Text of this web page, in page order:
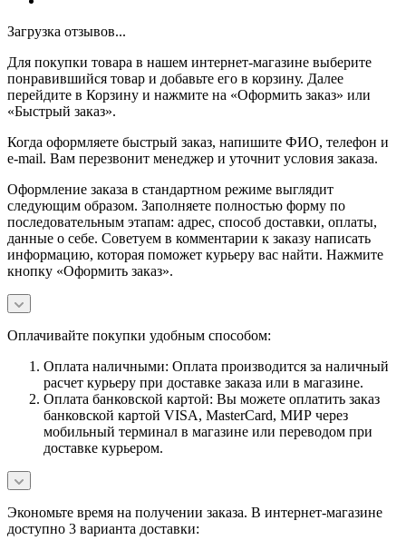
Загрузка отзывов...
Для покупки товара в нашем интернет-магазине выберите
понравившийся товар и добавьте его в корзину. Далее
перейдите в Корзину и нажмите на «Оформить заказ» или
«Быстрый заказ».
Когда оформляете быстрый заказ, напишите ФИО, телефон и
e-mail. Вам перезвонит менеджер и уточнит условия заказа.
Оформление заказа в стандартном режиме выглядит
следующим образом. Заполняете полностью форму по
последовательным этапам: адрес, способ доставки, оплаты,
данные о себе. Советуем в комментарии к заказу написать
информацию, которая поможет курьеру вас найти. Нажмите
кнопку «Оформить заказ».
Оплачивайте покупки удобным способом:
Оплата наличными: Оплата производится за наличный
расчет курьеру при доставке заказа или в магазине.
Оплата банковской картой: Вы можете оплатить заказ
банковской картой VISA, MasterCard, МИР через
мобильный терминал в магазине или переводом при
доставке курьером.
Экономьте время на получении заказа. В интернет-магазине
доступно 3 варианта доставки: